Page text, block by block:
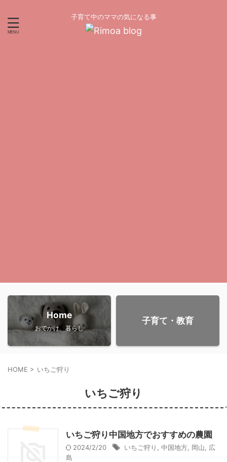
子育て中のママの気になる事
Home
おでかけ、暮らし
子育て・教育
HOME > いちご狩り
いちご狩り
いちご狩り中国地方でおすすめの農園
2024/2/20 いちご狩り 中国地方 岡山
広
島